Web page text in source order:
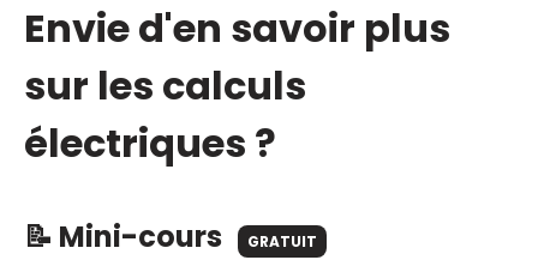
Envie d'en savoir plus
sur les calculs
électriques ?
📝 Mini-cours GRATUIT